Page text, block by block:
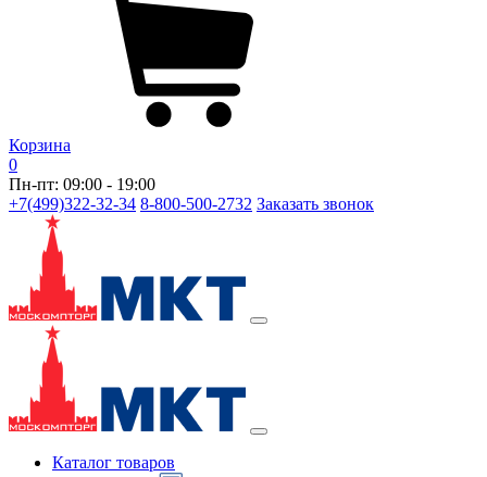
Корзина
0
Пн-пт: 09:00 - 19:00
+7(499)322-32-34 8-800-500-2732 Заказать звонок
Каталог товаров